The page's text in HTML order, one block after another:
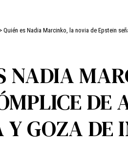
> Quién es Nadia Marcinko, la novia de Epstein
NADIA
DE
GOZA DE